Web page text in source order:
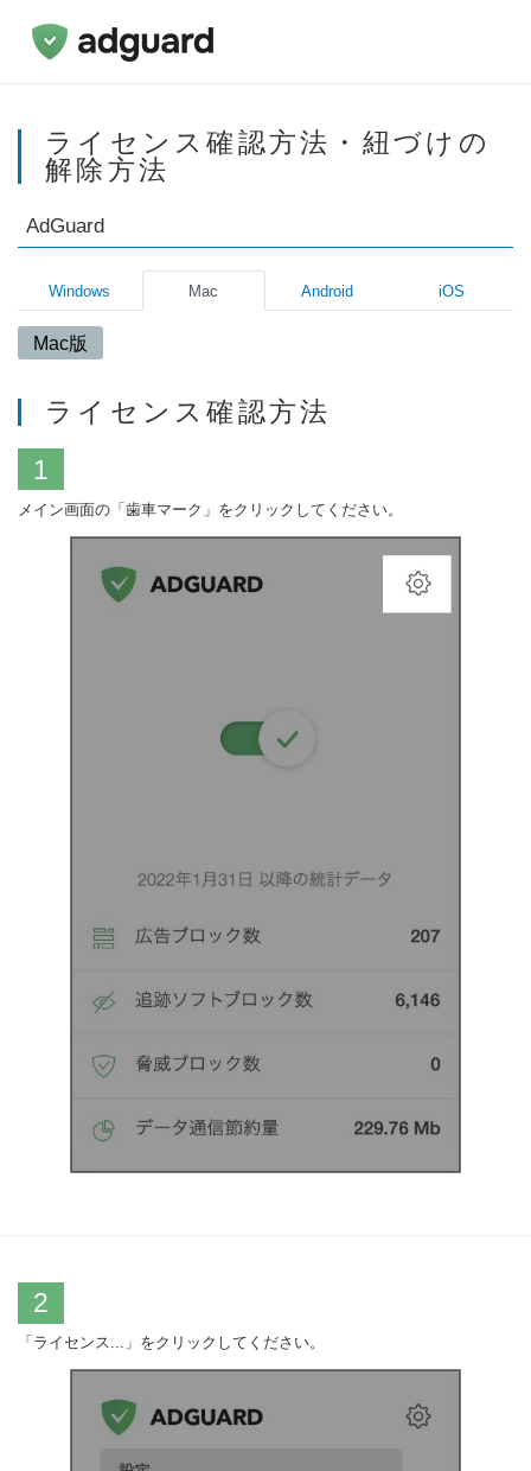
ライセンス確認方法・紐づけの
解除方法
AdGuard
Windows Mac Android iOS
Mac版
ライセンス確認方法
1
メイン画面の「歯車マーク」をクリックしてください。
2
「ライセンス...」をクリックしてください。